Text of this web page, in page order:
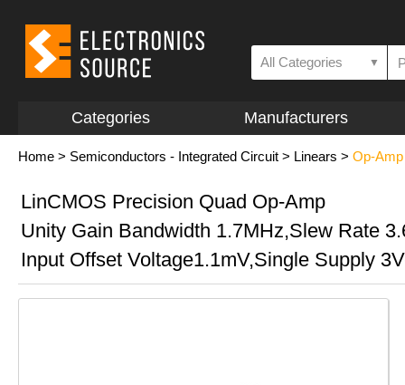
All Categories ▼
Categories Manufacturers
Home > Semiconductors - Integrated Circuit > Linears > Op-
LinCMOS Precision Quad Op-Amp
Unity Gain Bandwidth 1.7MHz,Slew Rate
Input Offset Voltage1.1mV,Single Supply